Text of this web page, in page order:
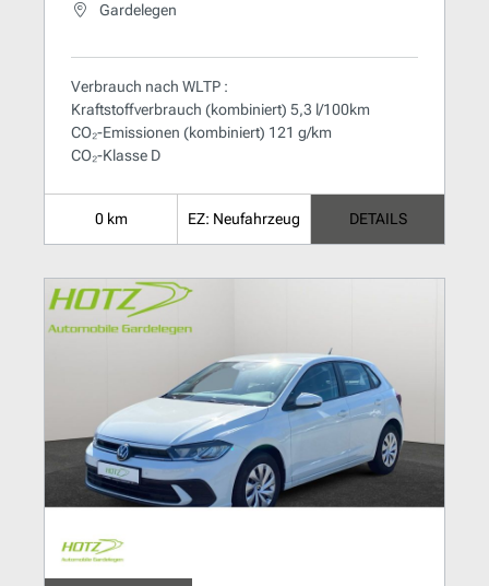
Gardelegen
Verbrauch nach WLTP :
Kraftstoffverbrauch (kombiniert) 5,3 l/100km
CO₂-Emissionen (kombiniert) 121 g/km
CO₂-Klasse D
0 km EZ: Neufahrzeug DETAILS